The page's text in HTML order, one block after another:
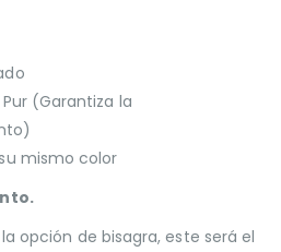
(Garantiza la
mismo color
opción de bisagra, este será el